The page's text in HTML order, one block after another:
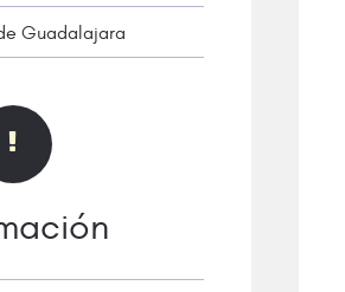
Guadalajara